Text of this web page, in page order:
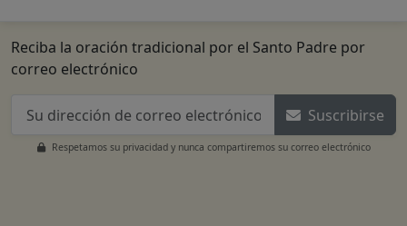
Reciba la oración tradicional por el Santo Padre por
correo electrónico
Suscribirse
Respetamos su privacidad y nunca compartiremos su correo electrónico